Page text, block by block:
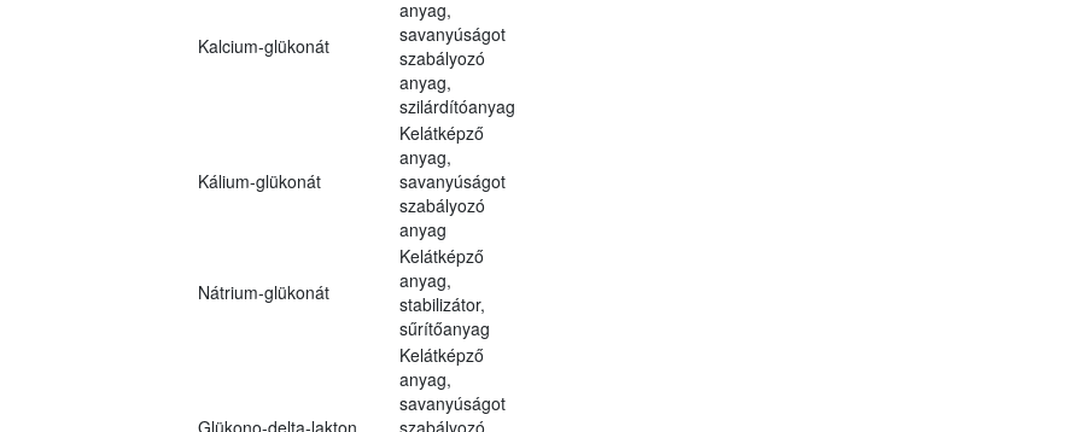
Kalcium-glükonát
anyag,
savanyúságot
szabályozó
anyag,
szilárdítóanyag
Kálium-glükonát
Kelátképző
anyag,
savanyúságot
szabályozó
anyag
Nátrium-glükonát
Kelátképző
anyag,
stabilizátor,
sűrítőanyag
Glükono-delta-lakton
Kelátképző
anyag,
savanyúságot
szabályozó